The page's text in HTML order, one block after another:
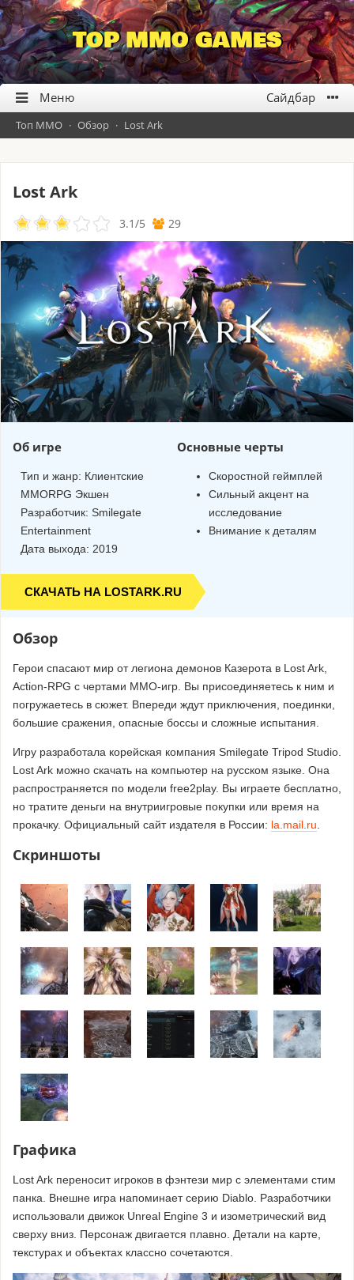
TOP MMO GAMES
Топ ММО · Обзор · Lost Ark
Lost Ark
3.1/5 29
Об игре
Тип и жанр: Клиентские
MMORPG Экшен
Разработчик: Smilegate
Entertainment
Дата выхода: 2019
Основные черты
Скоростной геймплей
Сильный акцент на
исследование
Внимание к деталям
СКАЧАТЬ НА LOSTARK.RU
Обзор
Герои спасают мир от легиона демонов Казерота в Lost Ark,
Action-RPG с чертами ММО-игр. Вы присоединяетесь к ним и
погружаетесь в сюжет. Впереди ждут приключения, поединки,
большие сражения, опасные боссы и сложные испытания.
Игру разработала корейская компания Smilegate Tripod Studio.
Lost Ark можно скачать на компьютер на русском языке. Она
распространяется по модели free2play. Вы играете бесплатно,
но тратите деньги на внутриигровые покупки или время на
прокачку. Официальный сайт издателя в России: la.mail.ru.
Скриншоты
Графика
Lost Ark переносит игроков в фэнтези мир с элементами стим
панка. Внешне игра напоминает серию Diablo. Разработчики
использовали движок Unreal Engine 3 и изометрический вид
сверху вниз. Персонаж двигается плавно. Детали на карте,
текстурах и объектах классно сочетаются.